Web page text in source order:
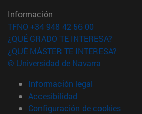
Información
TFNO +34 948 42 56 00
¿QUÉ GRADO TE INTERESA?
¿QUÉ MÁSTER TE INTERESA?
© Universidad de Navarra
Información legal
Accesibilidad
Configuración de cookies